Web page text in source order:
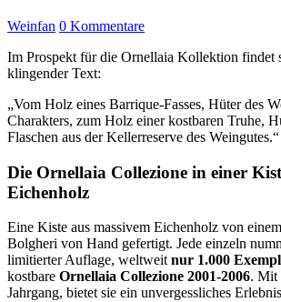
Weinfan 0 Kommentare
Im Prospekt für die Ornellaia Kollektion findet
klingender Text:
„Vom Holz eines Barrique-Fasses, Hüter des
Charakters, zum Holz einer kostbaren Truhe,
Flaschen aus der Kellerreserve des Weingutes.“
Die Ornellaia Collezione in einer
Eichenholz
Eine Kiste aus massivem Eichenholz von
Bolgheri von Hand gefertigt. Jede einzeln
limitierter Auflage, weltweit nur 1.000
kostbare Ornellaia Collezione 2001-2006. Mit
Jahrgang, bietet sie ein unvergessliches